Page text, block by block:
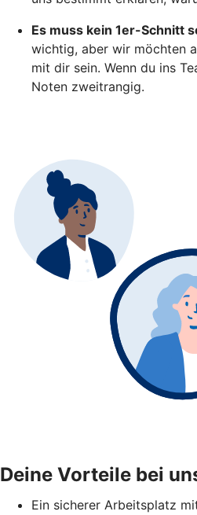
Es muss kein 1er-Schnitt
wichtig, aber wir möchten
mit dir sein. Wenn du ins
Noten zweitrangig.
Deine Vorteile bei
Ein sicherer Arbeitsplatz